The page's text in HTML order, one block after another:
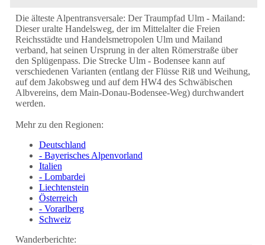
Die älteste Alpentransversale: Der Traumpfad Ulm - Mailand:
Dieser uralte Handelsweg, der im Mittelalter die Freien
Reichsstädte und Handelsmetropolen Ulm und Mailand
verband, hat seinen Ursprung in der alten Römerstraße über
den Splügenpass. Die Strecke Ulm - Bodensee kann auf
verschiedenen Varianten (entlang der Flüsse Riß und Weihung,
auf dem Jakobsweg und auf dem HW4 des Schwäbischen
Albvereins, dem Main-Donau-Bodensee-Weg) durchwandert
werden.
Mehr zu den Regionen:
Deutschland
- Bayerisches Alpenvorland
Italien
- Lombardei
Liechtenstein
Österreich
- Vorarlberg
Schweiz
Wanderberichte: